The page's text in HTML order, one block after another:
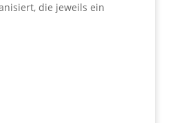
die jeweils ein